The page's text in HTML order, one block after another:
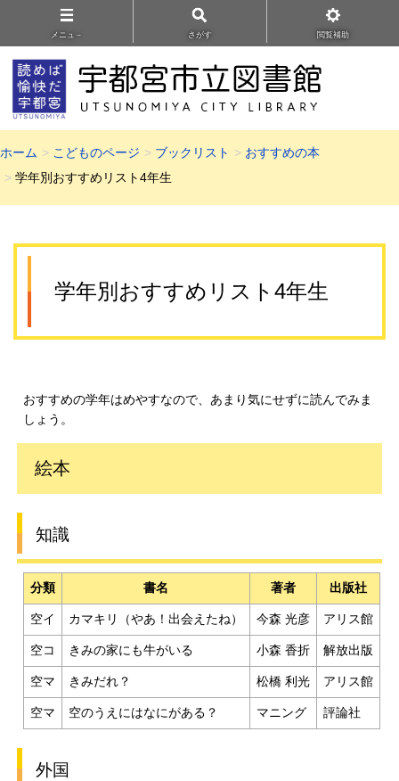
メニュ－ さがす 閲覧補助
ホーム こどものページ ブックリスト
おすすめの本
学年別おすすめリスト4年生
学年別おすすめリスト4年生
おすすめの学年はめやすなので、あまり気にせずに読んでみま
しょう。
絵本
知識
分類 書名 著者 出版社
空イ カマキリ（やあ！出会えたね） 今森 光彦 アリス館
空コ きみの家にも牛がいる 小森 香折 解放出版
空マ きみだれ？ 松橋 利光 アリス館
空マ 空のうえにはなにがある？ マニング 評論社
外国